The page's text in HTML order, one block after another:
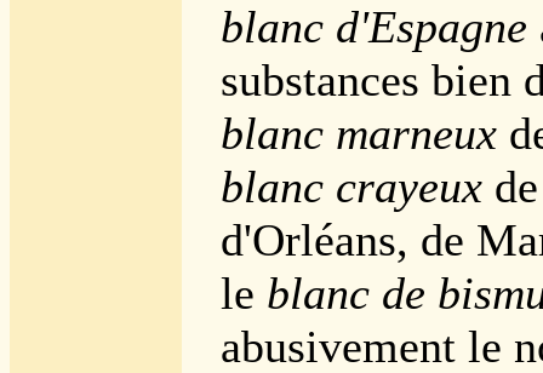
blanc d'Espagne
substances bien
blanc marneux
blanc crayeux
d'Orléans, de
le blanc de
abusivement le